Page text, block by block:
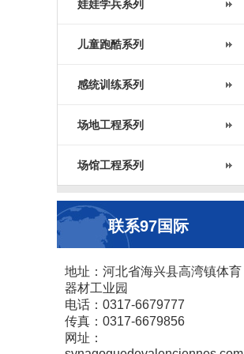
娃娃学兵系列
儿童跑酷系列
感统训练系列
场地工程系列
场馆工程系列
联系97国际
地址：河北省海兴县高湾镇体育
器材工业园
电话：0317-6679777
传真：0317-6679856
网址：